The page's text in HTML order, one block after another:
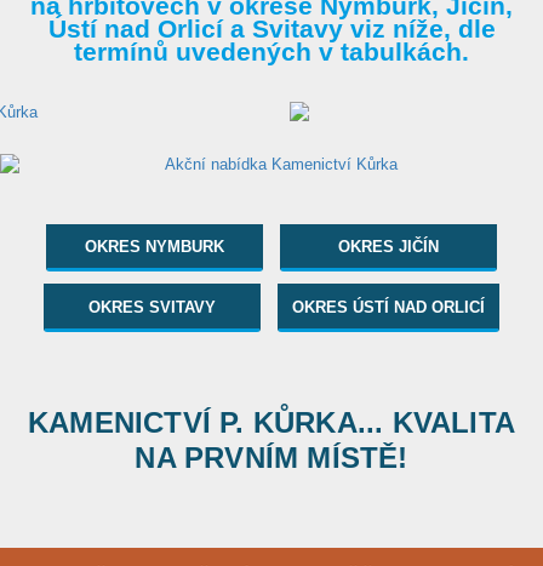
Ústí nad Orlicí a Svitavy viz níže, dle
termínů uvedených v tabulkách.
OKRES NYMBURK OKRES JIČÍN
OKRES SVITAVY OKRES ÚSTÍ NAD ORLICÍ
KAMENICTVÍ P. KŮRKA... KVALITA
NA PRVNÍM MÍSTĚ!